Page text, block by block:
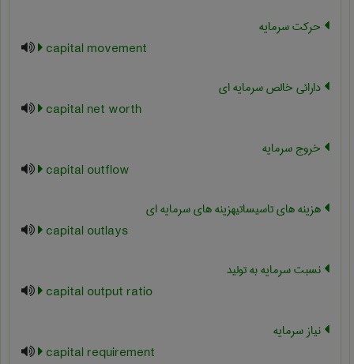
حرکت سرمایه
capital movement
دارائی خالص سرمایه ای
capital net worth
خروج سرمایه
capital outflow
هزینه های تاسیساتیهزینه های سرمایه ای
capital outlays
نسبت سرمایه به تولید
capital output ratio
نیاز سرمایه
capital requirement